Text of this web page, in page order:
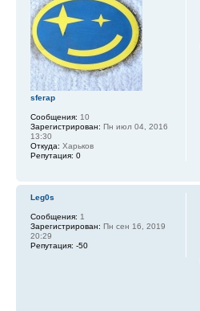
sferap
Сообщения: 10
Зарегистрирован: Пн июл 04, 2016
13:30
Откуда: Харьков
Репутация: 0
Leg0s
Сообщения: 1
Зарегистрирован: Пн сен 16, 2019
20:29
Репутация: -50